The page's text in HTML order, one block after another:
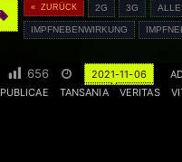
« ZURÜCK 2G 3G
IMPFNEBENWIRKUNG
656 2021-11-06
PUBLICAE
TANSANIA VERITAS